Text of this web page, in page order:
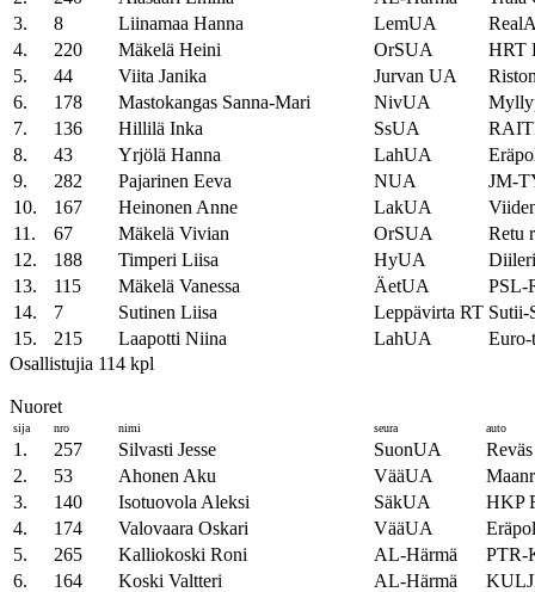
3.
8 Liinamaa Hanna LemUA
4.
220 Mäkelä Heini OrSUA
HRT
5.
44 Viita Janika Jurvan UA
6.
178 Mastokangas Sanna-Mari NivUA
7.
136 Hillilä Inka SsUA
8.
43 Yrjölä Hanna LahUA
9.
282 Pajarinen Eeva NUA
JM-
10.
167 Heinonen Anne LakUA
11.
67 Mäkelä Vivian OrSUA
Retu
12.
188 Timperi Liisa HyUA
13.
115 Mäkelä Vanessa ÄetUA
PSL-
14.
7 Sutinen Liisa Leppävirta RT Sutii-
15.
215 Laapotti Niina LahUA
Osallistujia 114 kpl
Nuoret
sija nro nimi seura auto
1. 257 Silvasti Jesse SuonUA
2.
53 Ahonen Aku VääUA
3.
140 Isotuovola Aleksi SäkUA
HKP
4.
174 Valovaara Oskari VääUA
5.
265 Kalliokoski Roni AL-Härmä
PTR-
6.
164 Koski Valtteri AL-Härmä